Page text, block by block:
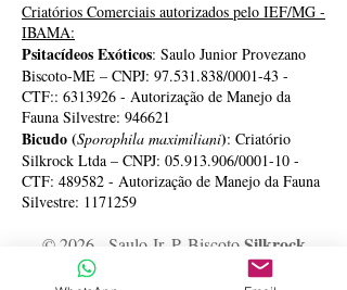
Criatórios Comerciais autorizados pelo IEF/MG -
IBAMA:
Psitacídeos Exóticos: Saulo Junior Provezano
Biscoto-ME – CNPJ: 97.531.838/0001-43 -
CTF:: 6313926 - Autorização de Manejo da
Fauna Silvestre: 946621
Bicudo (Sporophila maximiliani): Criatório
Silkrock Ltda – CNPJ: 05.913.906/0001-10 -
CTF: 489582 - Autorização de Manejo da Fauna
Silvestre: 1171259
© 2026 - Saulo Jr. P. BiscotoSilkrock
http://www.silkrock.com.br